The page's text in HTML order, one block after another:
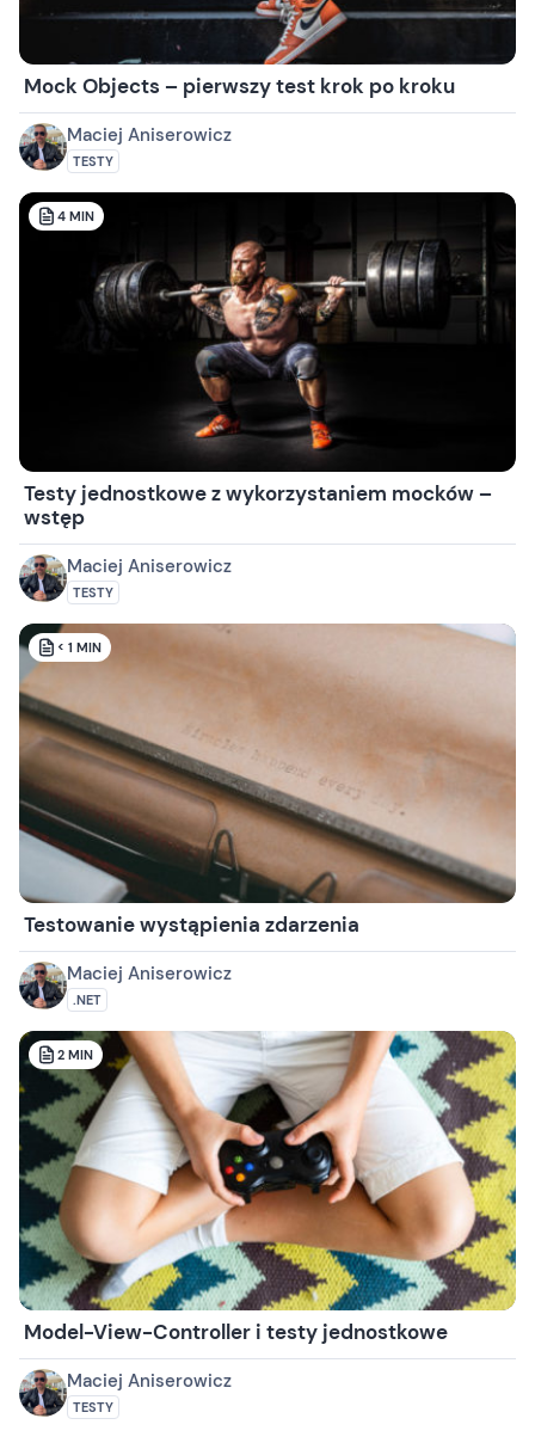
Mock Objects – pierwszy test krok po kroku
Maciej Aniserowicz
TESTY
4 MIN
Testy jednostkowe z wykorzystaniem mocków –
wstęp
Maciej Aniserowicz
TESTY
< 1 MIN
Testowanie wystąpienia zdarzenia
Maciej Aniserowicz
.NET
2 MIN
Model-View-Controller i testy jednostkowe
Maciej Aniserowicz
TESTY